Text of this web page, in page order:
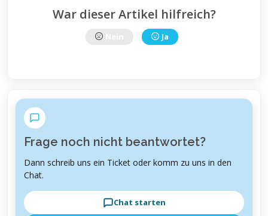
War dieser Artikel hilfreich?
Ja
Frage noch nicht beantwortet?
Dann schreib uns ein Ticket oder komm zu uns in den
Chat.
Chat starten